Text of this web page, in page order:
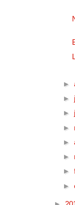
►
►
►
►
►
►
►
►